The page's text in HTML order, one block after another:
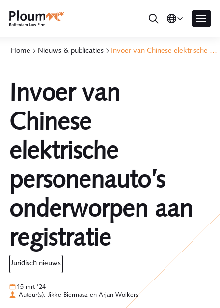
Home Nieuws & publicaties Invoer van Chinese elektrische personenauto’s onderworpen aan registratie
Invoer van
Chinese
elektrische
personenauto’s
onderworpen aan
registratie
juridisch nieuws
15 mrt '24
Auteur(s): Jikke Biermasz en Arjan Wolkers